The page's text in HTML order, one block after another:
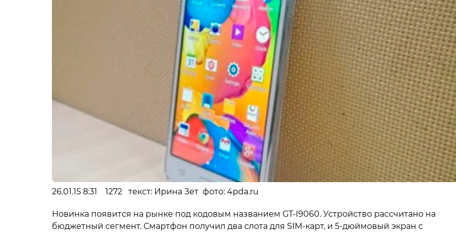
26.01.15 8:31 1272 текст: Ирина Зет фото: 4pda.ru
Новинка появится на рынке под кодовым названием GT-I9060. Устройство рассчитано на
бюджетный сегмент. Смартфон получил два слота для SIM-карт, и 5-дюймовый экран с